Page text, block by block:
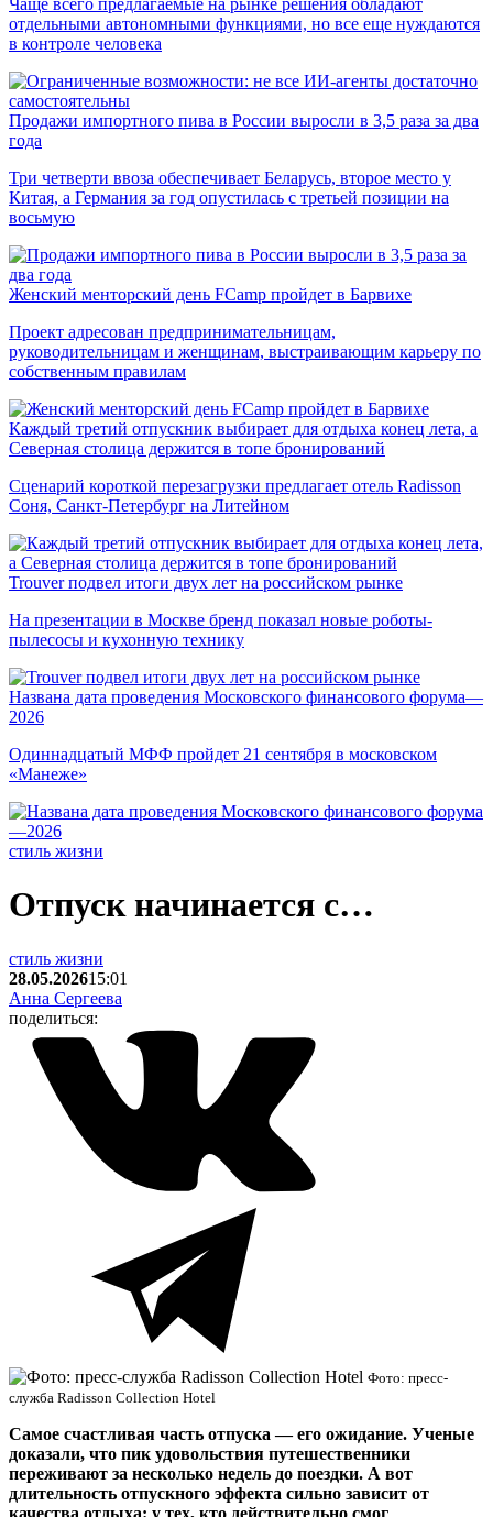
Чаще всего предлагаемые на рынке решения обладают
отдельными автономными функциями, но все еще нуждаются
в контроле человека
Продажи импортного пива в России выросли в 3,5 раза за два
года
Три четверти ввоза обеспечивает Беларусь, второе место у
Китая, а Германия за год опустилась с третьей позиции на
восьмую
Женский менторский день FCamp пройдет в Барвихе
Проект адресован предпринимательницам,
руководительницам и женщинам, выстраивающим карьеру по
собственным правилам
Каждый третий отпускник выбирает для отдыха конец лета, а
Северная столица держится в топе бронирований
Сценарий короткой перезагрузки предлагает отель Radisson
Соня, Санкт-Петербург на Литейном
Trouver подвел итоги двух лет на российском рынке
На презентации в Москве бренд показал новые роботы-
пылесосы и кухонную технику
Названа дата проведения Московского финансового форума—
2026
Одиннадцатый МФФ пройдет 21 сентября в московском
«Манеже»
стиль жизни
Отпуск начинается с…
стиль жизни
28.05.202615:01
Анна Сергеева
поделиться:
Фото: пресс-
служба Radisson Collection Hotel
Самое счастливая часть отпуска — его ожидание. Ученые
доказали, что пик удовольствия путешественники
переживают за несколько недель до поездки. А вот
длительность отпускного эффекта сильно зависит от
качества отдыха: у тех, кто действительно смог